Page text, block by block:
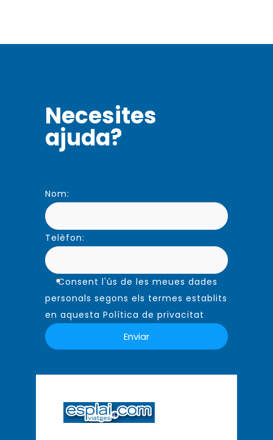
Necesites
ajuda?
Nom:
Telèfon:
Consent l'ús de les meues dades
personals segons els termes establits
en aquesta Política de privacitat